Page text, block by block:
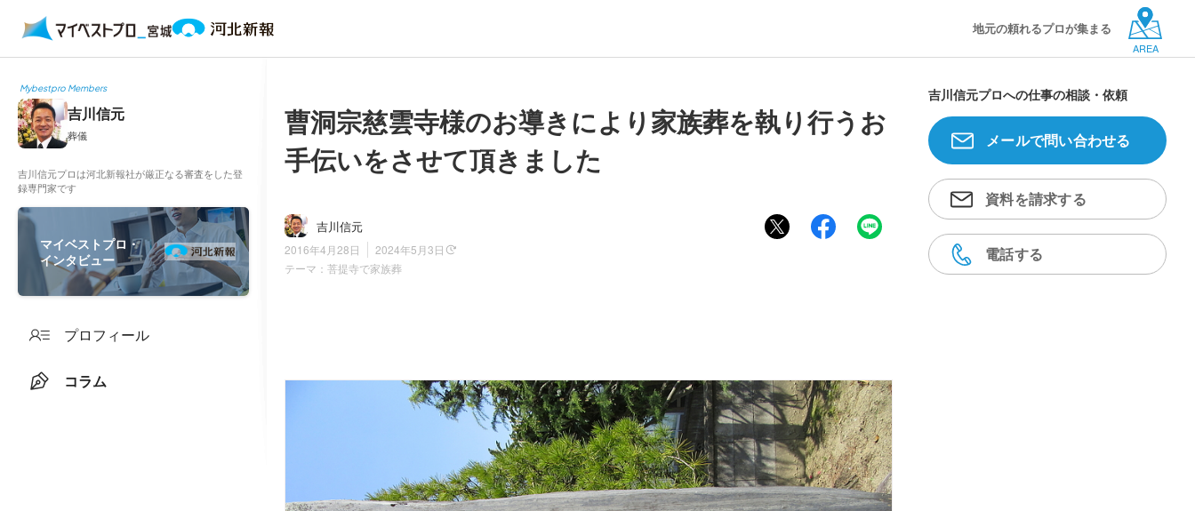
地元の頼れるプロが集まる
AREA
Mybestpro Members
吉川信元
葬儀
吉川信元プロは河北新報社が厳正なる審査をした登
録専門家です
マイベストプロ・
インタビュー
プロフィール
コラム
曹洞宗慈雲寺様のお導きにより家族葬を執り行うお
手伝いをさせて頂きました
吉川信元
2016年4月28日
2024年5月3日
テーマ： 菩提寺で家族葬
吉川信元プロへの仕事の相談・依頼
メールで問い合わせる
資料を請求する
電話する